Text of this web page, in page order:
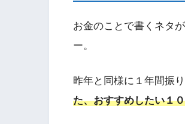
お金のことで書くネタ
ー。
昨年と同様に１年間振
た、おすすめしたい１